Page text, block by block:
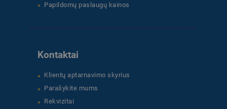
Papildomų paslaugų kainos
Kontaktai
Klientų aptarnavimo skyrius
Parašykite mums
Rekvizitai